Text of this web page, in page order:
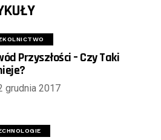
Przyszłości – Czy Taki
grudnia 2017